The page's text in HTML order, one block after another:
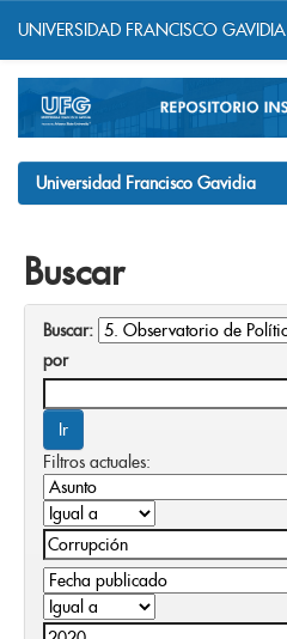
navigation
UNIVERSIDAD FRANCISCO GAVIDIA
Universidad Francisco Gavidia
Buscar
Buscar:
por
Filtros actuales: